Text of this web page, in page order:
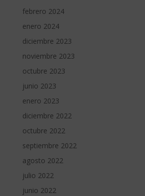
febrero 2024
enero 2024
diciembre 2023
noviembre 2023
octubre 2023
junio 2023
enero 2023
diciembre 2022
octubre 2022
septiembre 2022
agosto 2022
julio 2022
junio 2022